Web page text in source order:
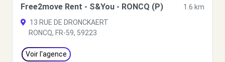
Free2move Rent - S&You - RONCQ (P)
1.6 km
13 RUE DE DRONCKAERT
RONCQ, FR-59, 59223
Voir l'agence